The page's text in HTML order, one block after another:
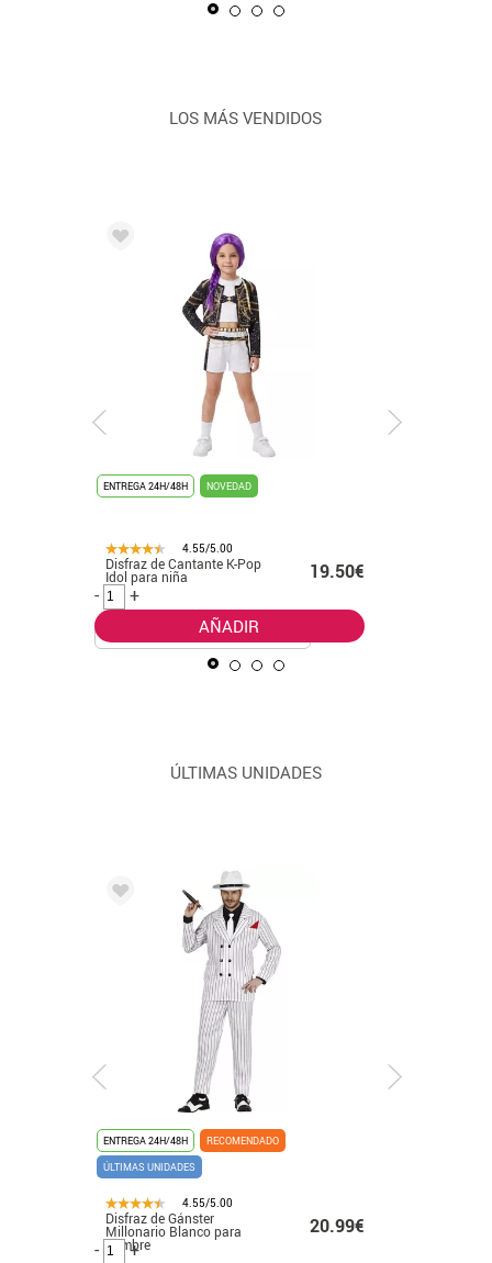
LOS MÁS VENDIDOS
ENTREGA 24H/48H NOVEDAD
4.55/5.00
Disfraz de Cantante K-Pop
Idol para niña
19.50€
-
+
AÑADIR
ÚLTIMAS UNIDADES
ENTREGA 24H/48H
RECOMENDADO
ÚLTIMAS UNIDADES
4.55/5.00
Disfraz de Gánster
Millonario Blanco para
hombre
20.99€
-
+